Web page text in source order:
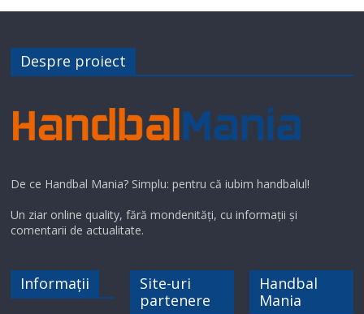
Despre proiect
De ce Handbal Mania? Simplu: pentru că iubim handbalul!
Un ziar online quality, fără mondenități, cu informații și
comentarii de actualitate.
Informații
Site-uri
partenere
Handbal
Mania